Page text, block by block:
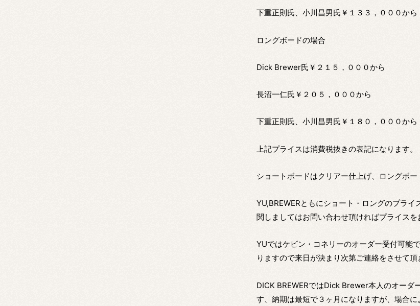
下重正則氏、小川昌男氏￥１３３，０００から
ロングボードの場合
Dick Brewer氏￥２１５，０００から
長沼一仁氏￥２０５，０００から
下重正則氏、小川昌男氏￥１８０，０００から
上記プライスは消費税抜きの表記になります。
ショートボードはクリアー仕上げ、ロングボ
YU,BREWERともにショート・ロングのプラ
関しましてはお問い合わせ頂ければプライスを
YUではケビン・コネリーのオーダー受付可
りますので来日が決まり次第ご連絡をさせて頂
DICK BREWERではDick Brewer本人のオーダ
す、納期は最短で３ヶ月になりますが、場合に